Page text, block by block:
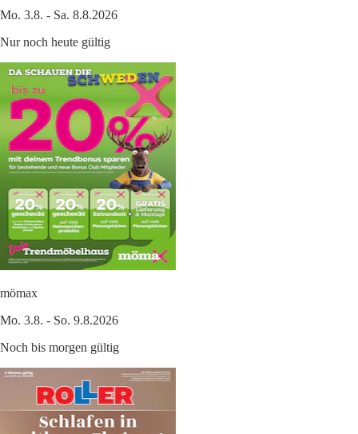
Mo. 3.8. - Sa. 8.8.2026
Nur noch heute gültig
mömax
Mo. 3.8. - So. 9.8.2026
Noch bis morgen gültig